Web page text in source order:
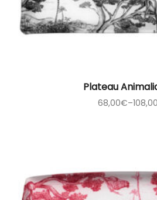
Plateau
68,00€–108,00